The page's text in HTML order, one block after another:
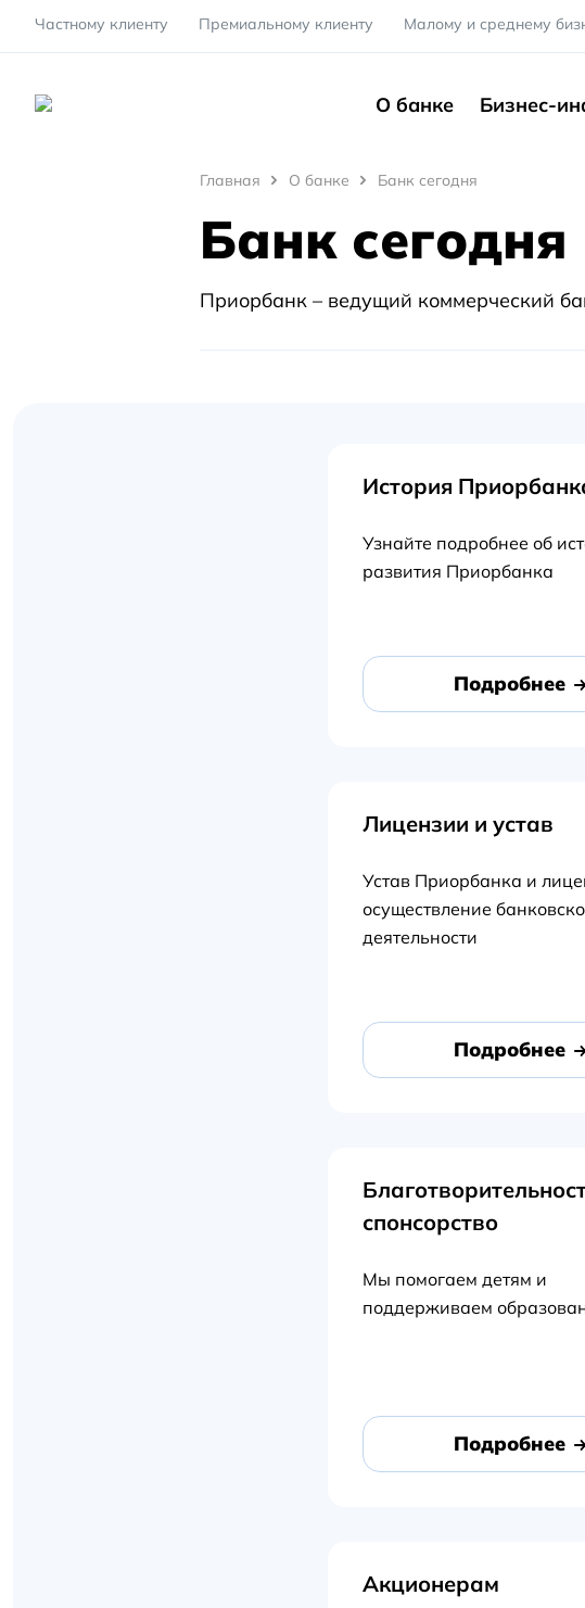
Частному клиенту Премиальному клиенту Малому и среднему
О банке Бизнес-
Главная
О
банке
Банк
Главная О банке Банк сегодня
Банк сегодня
Приорбанк – ведущий коммерческий
История
Узнайте подробнее об
развития Приорбанка
Подробнее
Лицензии и устав
Устав Приорбанка и
осуществление
деятельности
Подробнее
спонсорство
Мы помогаем детям и
поддерживаем
Подробнее
Акционерам